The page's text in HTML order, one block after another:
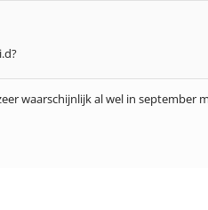
waarschijnlijk al wel in